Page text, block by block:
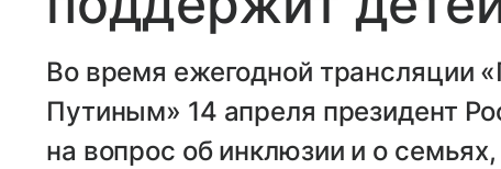
Во время ежегодной трансляции
Путиным» 14 апреля президент
на вопрос об инклюзии и о